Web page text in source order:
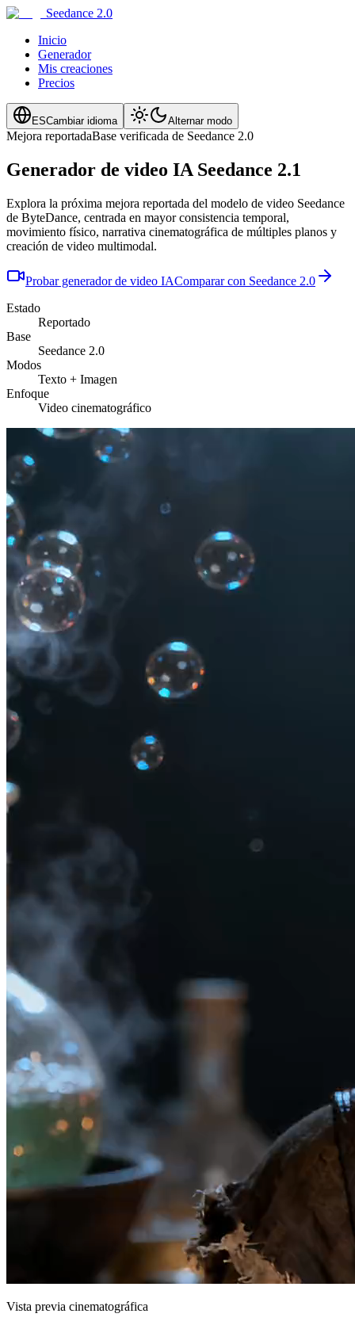
Seedance 2.0
Inicio
Generador
Mis creaciones
Precios
ESCambiar idioma Alternar modo
Mejora reportadaBase verificada de Seedance 2.0
Generador de video IA Seedance 2.1
Explora la próxima mejora reportada del modelo de video Seedance
de ByteDance, centrada en mayor consistencia temporal,
movimiento físico, narrativa cinematográfica de múltiples planos y
creación de video multimodal.
Probar generador de video IAComparar con Seedance 2.0
Estado
Reportado
Base
Seedance 2.0
Modos
Texto + Imagen
Enfoque
Video cinematográfico
Vista previa cinematográfica